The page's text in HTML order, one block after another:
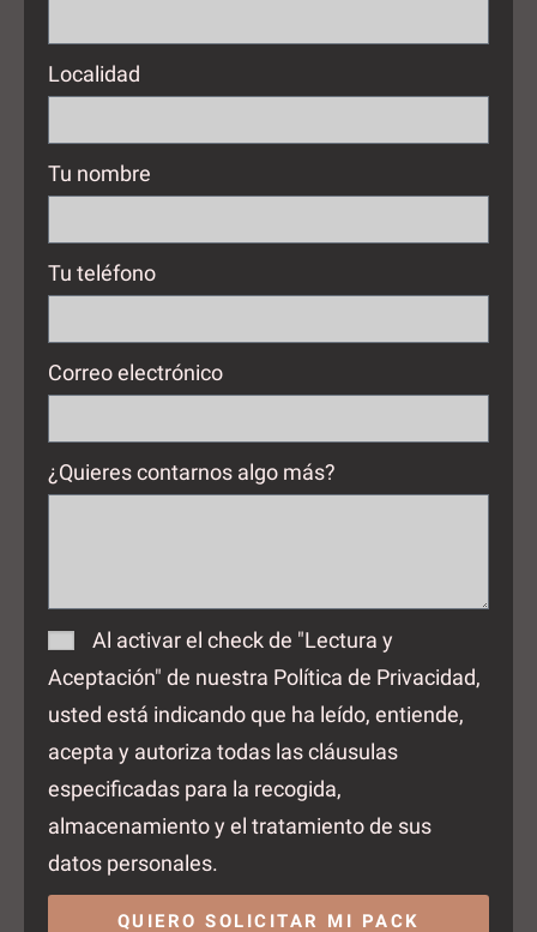
Localidad
Tu nombre
Tu teléfono
Correo electrónico
¿Quieres contarnos algo más?
Al activar el check de "Lectura y
Aceptación" de nuestra Política de Privacidad,
usted está indicando que ha leído, entiende,
acepta y autoriza todas las cláusulas
especificadas para la recogida,
almacenamiento y el tratamiento de sus
datos personales.
QUIERO SOLICITAR MI PACK